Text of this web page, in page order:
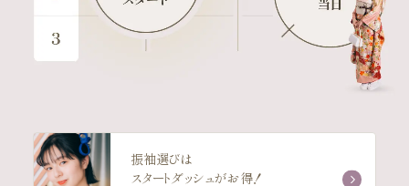
振袖選びは
スタートダッシュがお得！